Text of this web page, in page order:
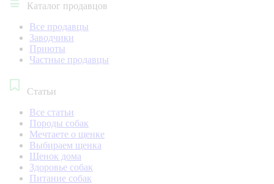
Каталог продавцов
Все продавцы
Заводчики
Приюты
Частные продавцы
Статьи
Все статьи
Породы собак
Мечтаете о щенке
Выбираем щенка
Щенок дома
Здоровье собак
Питание собак